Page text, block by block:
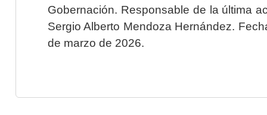
Gobernación. Responsable de la última
Sergio Alberto Mendoza Hernández.
de marzo de 2026.